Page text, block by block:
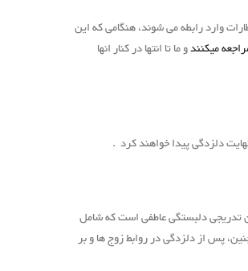
وارد رابطه می شوند، هنگامی که این
میکنندو ما تا انتها در کنار انها
دلزدگی پیدا خواهند کرد .
تدریجی دلبستگی عاطفی است که شامل
پس از دلزدگی در روابط زوج ها و بر